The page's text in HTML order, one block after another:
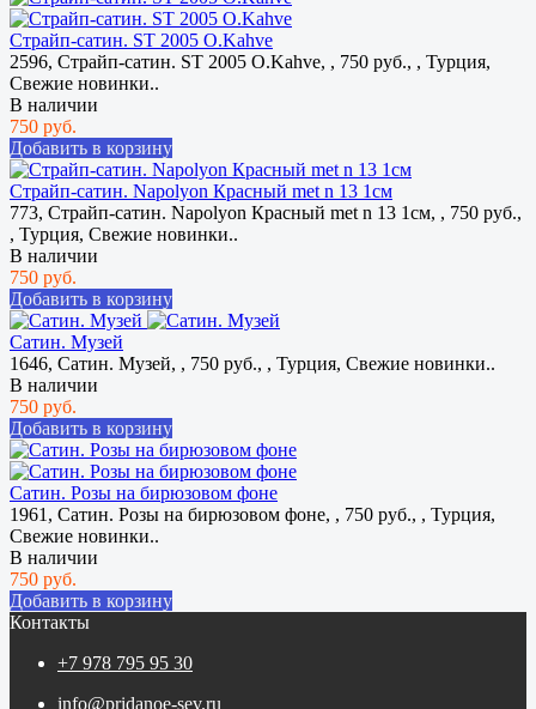
Страйп-сатин. ST 2005 O.Kahve
2596, Страйп-сатин. ST 2005 O.Kahve, , 750 руб., , Турция,
Свежие новинки..
В наличии
750 руб.
Добавить в корзину
Страйп-сатин. Napolyon Красный met n 13 1см
773, Страйп-сатин. Napolyon Красный met n 13 1см, , 750 руб.,
, Турция, Свежие новинки..
В наличии
750 руб.
Добавить в корзину
Сатин. Музей
1646, Сатин. Музей, , 750 руб., , Турция, Свежие новинки..
В наличии
750 руб.
Добавить в корзину
Сатин. Розы на бирюзовом фоне
1961, Сатин. Розы на бирюзовом фоне, , 750 руб., , Турция,
Свежие новинки..
В наличии
750 руб.
Добавить в корзину
Контакты
+7 978 795 95 30
info@pridanoe-sev.ru